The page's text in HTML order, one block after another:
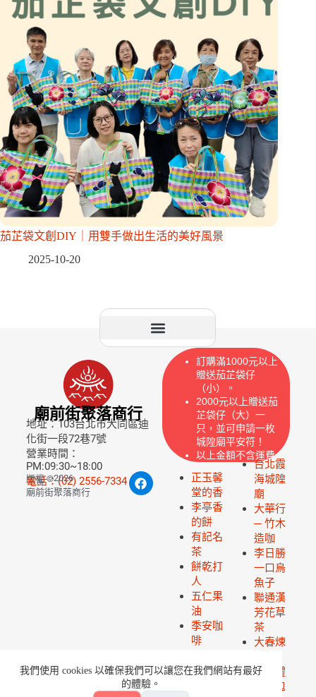
我們使用 cookies 以確保我們可以讓您在我們網站有最好
的體驗。
茄芷袋文創DIY｜用雙手做出生活的美好風景
2025-10-20
廟前街聚落商行
地址：103台北市大同區迪
化街一段72巷7號
營業時間：
PM:09:30~18:00
電話：(02) 2556-7334
版權 ©2026
廟前街聚落商行
訂購滿1000元以上
贈送茄芷袋仔
（小）。
2000元以上贈送茄
芷袋仔（大）一
只，並可申請一枚
城隍廟平安符！
以上金額不含運費
正玉馨
堂的香
李亭香
的餅
有記名
茶
餅乾打
人
五仁果
油
季安咖
啡
台北霞
海城隍
廟
大華行
─ 竹木
造咖
李日勝
一口烏
魚子
聯通漢
芳花草
茶
大春煉
伴手禮
組合包